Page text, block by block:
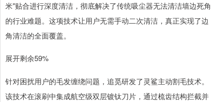
米"贴合进行深度清洁，彻底解决了传统吸尘器无法清洁墙边死角
的行业难题。这项技术让用户无需手动二次清洁，真正实现了边
角清洁的全面覆盖。
展开剩余59%
针对困扰用户的毛发缠绕问题，追觅研发了灵鲨主动割毛技术。
该技术在滚刷中集成航空级双层镀钛刀片，通过梳齿结构拦截并